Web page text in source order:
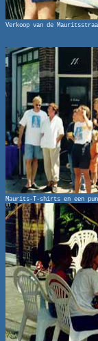
Verkoop van de
Maurits-T-shirts en een